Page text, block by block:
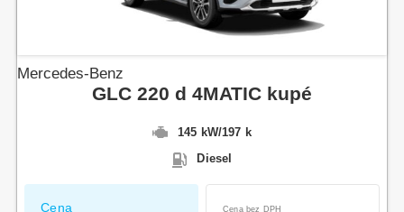
Mercedes-Benz
GLC 220 d 4MATIC kupé
145 kW/197 k
Diesel
Cena Cena bez DPH